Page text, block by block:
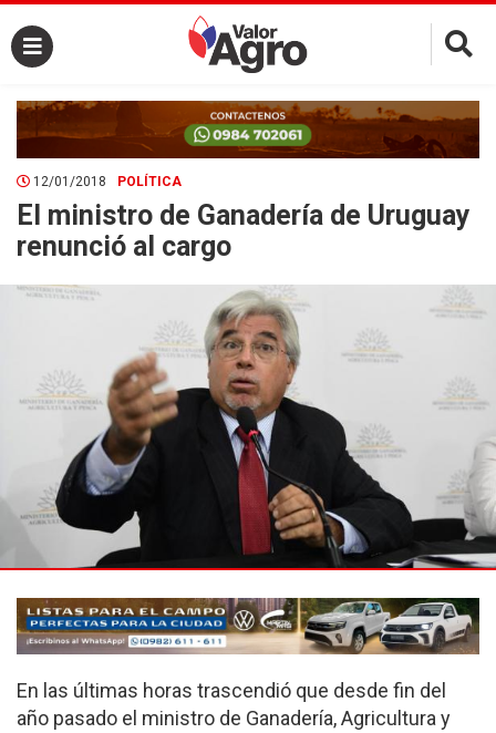
×
12/01/2018 POLÍTICA
El ministro de Ganadería de Uruguay
renunció al cargo
En las últimas horas trascendió que desde fin del
año pasado el ministro de Ganadería, Agricultura y